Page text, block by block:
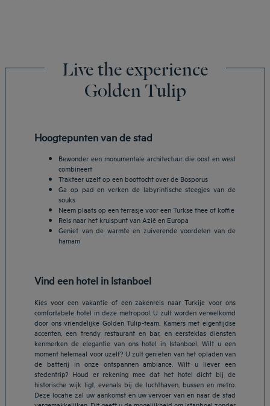
Live the experience
Golden Tulip
Hoogtepunten van de stad
Bewonder een monumentale architectuur die oost en west
combineert
Trakteer uzelf op een boottocht over de Bosporus
Ga op pad en verken de labyrintische steegjes van de
souks
Neem plaats op een terrasje voor een Turkse thee of koffie
Reis naar het kruispunt van Azië en Europa
Geniet van de warmte en zuiverende voordelen van de
hamam
Vind een hotel in Istanboel
Kies voor een vakantie of een zakenreis naar Turkije voor ons
comfortabele hotel in deze metropool. U zult worden verwelkomd
door ons vriendelijke Golden Tulip-team. Kamers met eigentijdse
accenten, een trendy restaurant en bar, en eersteklas diensten
kenmerken de elegantie van ons hotel in Istanboel. Wilt u een
moment helemaal voor uzelf? U zult genieten van het opladen van
de batterij in onze ontspannen ambiance. Wilt u liever een
stedentrip? Houd er rekening mee dat het hotel dicht bij de
historische wijk ligt, evenals bij de luchthaven, bussen en metro.
Deze locatie zal uw aankomst en uw vervoer van en naar de stad